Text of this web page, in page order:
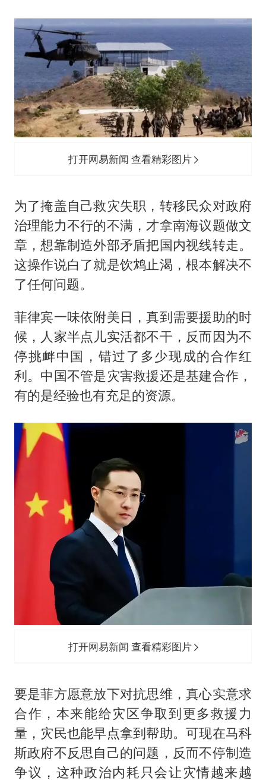
打开网易新闻 查看精彩图片
为了掩盖自己救灾失职，转移民众对政府
治理能力不行的不满，才拿南海议题做文
章，想靠制造外部矛盾把国内视线转走。
这操作说白了就是饮鸩止渴，根本解决不
了任何问题。
菲律宾一味依附美日，真到需要援助的时
候，人家半点儿实活都不干，反而因为不
停挑衅中国，错过了多少现成的合作红
利。中国不管是灾害救援还是基建合作，
有的是经验也有充足的资源。
打开网易新闻 查看精彩图片
要是菲方愿意放下对抗思维，真心实意求
合作，本来能给灾区争取到更多救援力
量，灾民也能早点拿到帮助。可现在马科
斯政府不反思自己的问题，反而不停制造
争议，这种政治内耗只会让灾情越来越